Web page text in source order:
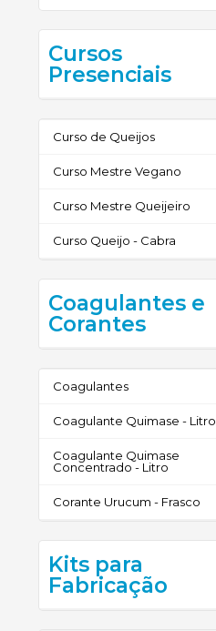
Cursos
Presenciais
Curso de Queijos
Curso Mestre Vegano
Curso Mestre Queijeiro
Curso Queijo - Cabra
Coagulantes e
Corantes
Coagulantes
Coagulante Quimase - Litro
Coagulante Quimase
Concentrado - Litro
Corante Urucum - Frasco
Kits para
Fabricação